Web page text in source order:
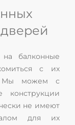
балконные
с их
Мы можем с
конструкции
не имеют
для их